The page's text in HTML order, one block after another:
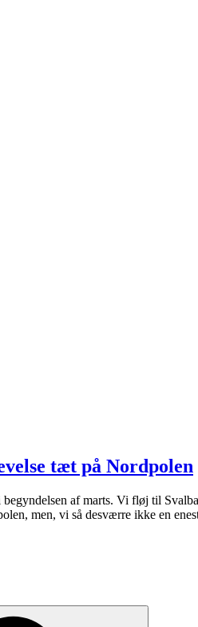
tæt på Nordpolen
af marts. Vi fløj til
men, vi så desværre ikke en